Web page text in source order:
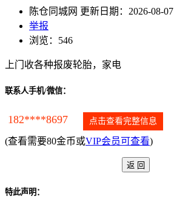
陈仓同城网 更新日期：2026-08-07
举报
浏览：546
上门收各种报废轮胎，家电
联系人手机/微信：
182****8697 点击查看完整信息
(查看需要80金币或VIP会员可查看)
特此声明：